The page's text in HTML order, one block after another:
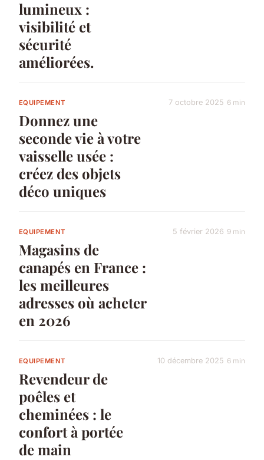
lumineux :
visibilité et
sécurité
améliorées.
EQUIPEMENT
Donnez une
seconde vie à votre
vaisselle usée :
créez des objets
déco uniques
7 octobre 2025 6 min
EQUIPEMENT
Magasins de
canapés en France :
les meilleures
adresses où acheter
en 2026
5 février 2026 9 min
EQUIPEMENT
Revendeur de
poêles et
cheminées : le
confort à portée
de main
10 décembre 2025 6 min